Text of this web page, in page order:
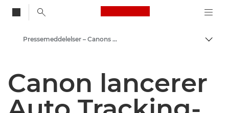
Canon Logo, back
Skift
Presse
Pressemeddelelser – Canons pressecenter
Canon lancerer